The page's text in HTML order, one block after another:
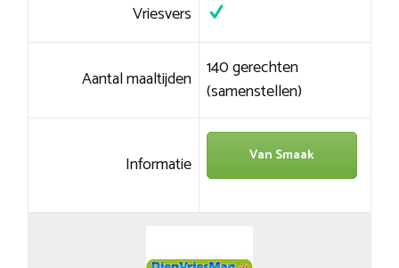
Vriesvers
Aantal maaltijden 140 gerechten
(samenstellen)
Informatie Van Smaak